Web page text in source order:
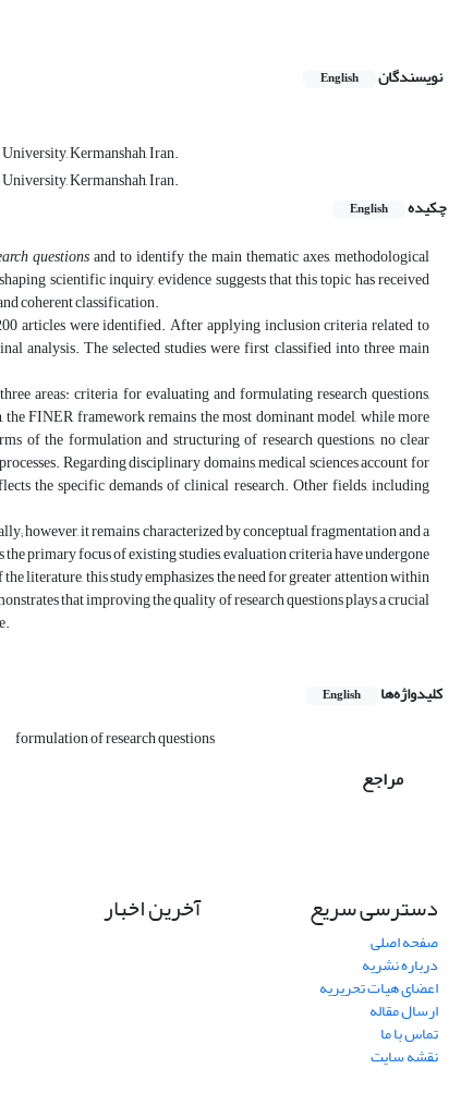
نویسندگان English
Kermanshah, Iran.
Kermanshah, Iran.
چکیده
English
questionsand to identify the main thematic axes, methodological
scientific inquiry, evidence suggests that this topic has received
coherent classification.
articles were identified. After applying inclusion criteria related to
analysis. The selected studies were first classified into three main
areas: criteria for evaluating and formulating research questions,
FINER framework remains the most dominant model, while more
of the formulation and structuring of research questions, no clear
Regarding disciplinary domains, medical sciences account for
the specific demands of clinical research. Other fields, including
however, it remains characterized by conceptual fragmentation and a
primary focus of existing studies, evaluation criteria have undergone
literature, this study emphasizes the need for greater attention within
that improving the quality of research questions plays a crucial
کلیدواژه‌ها English
formulation of research questions
مراجع
دسترسی سریع
صفحه اصلی
درباره نشریه
اعضای هیات تحریریه
ارسال مقاله
تماس با ما
نقشه سایت
آخرین اخبار